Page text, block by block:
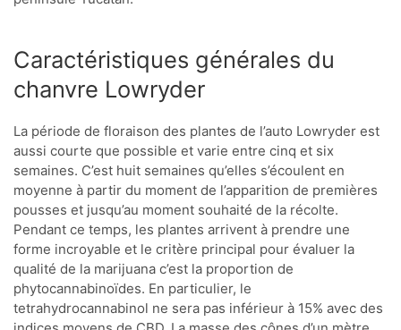
Caractéristiques générales du
chanvre Lowryder
La période de floraison des plantes de l’auto Lowryder est
aussi courte que possible et varie entre cinq et six
semaines. C’est huit semaines qu’elles s’écoulent en
moyenne à partir du moment de l’apparition de premières
pousses et jusqu’au moment souhaité de la récolte.
Pendant ce temps, les plantes arrivent à prendre une
forme incroyable et le critère principal pour évaluer la
qualité de la marijuana c’est la proportion de
phytocannabinoïdes. En particulier, le
tetrahydrocannabinol ne sera pas inférieur à 15% avec des